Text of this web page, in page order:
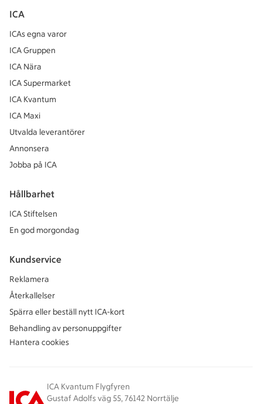
ICA
ICAs egna varor
ICA Gruppen
ICA Nära
ICA Supermarket
ICA Kvantum
ICA Maxi
Utvalda leverantörer
Annonsera
Jobba på ICA
Hållbarhet
ICA Stiftelsen
En god morgondag
Kundservice
Reklamera
Återkallelser
Spärra eller beställ nytt ICA-kort
Behandling av personuppgifter
Hantera cookies
ICA Kvantum Flygfyren
Gustaf Adolfs väg 55, 76142 Norrtälje